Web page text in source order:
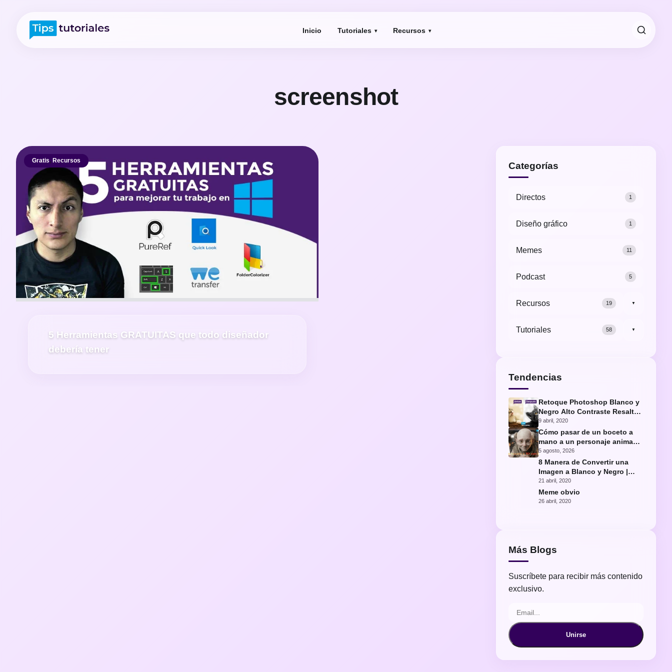
Inicio Tutoriales Recursos
screenshot
Gratis, Recursos
5 Herramientas GRATUITAS que todo diseñador
debería tener
Categorías
Directos 1
Diseño gráfico 1
Memes 11
Podcast 5
Recursos 19 ▼
Tutoriales 58 ▼
Tendencias
Retoque Photoshop Blanco y
Negro Alto Contraste Resaltar
Ojos Gato
9 abril, 2020
Cómo pasar de un boceto a
mano a un personaje animado
con IA
5 agosto, 2026
8 Manera de Convertir una
Imagen a Blanco y Negro |
Fácil Photoshop
21 abril, 2020
Meme obvio
26 abril, 2020
Más Blogs
Suscríbete para recibir más contenido
exclusivo.
Unirse